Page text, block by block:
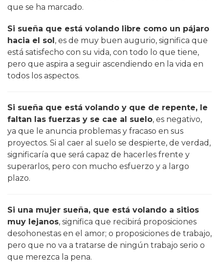
que se ha marcado.
Si sueña que está volando libre como un pájaro
hacia el sol , es de muy buen augurio, significa que
está satisfecho con su vida, con todo lo que tiene,
pero que aspira a seguir ascendiendo en la vida en
todos los aspectos.
Si sueña que está volando y que de repente, le
faltan las fuerzas y se cae al suelo, es negativo,
ya que le anuncia problemas y fracaso en sus
proyectos. Si al caer al suelo se despierte, de verdad,
significaría que será capaz de hacerles frente y
superarlos, pero con mucho esfuerzo y a largo
plazo.
Si una mujer sueña, que está volando a sitios
muy lejanos, significa que recibirá proposiciones
desohonestas en el amor; o proposiciones de trabajo,
pero que no va a tratarse de ningún trabajo serio o
que merezca la pena.